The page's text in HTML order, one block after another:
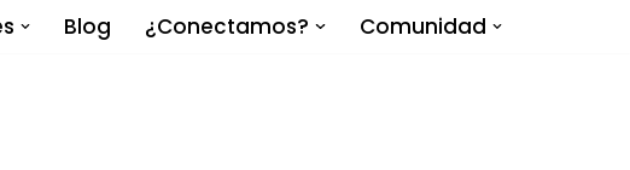
Blog ¿Conectamos? Comunidad